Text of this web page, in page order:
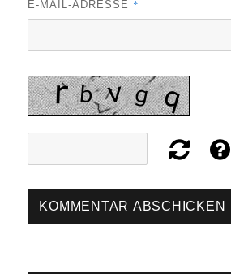
E-MAIL-ADRESSE *